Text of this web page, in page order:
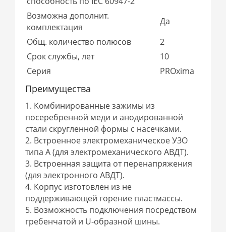
Возможна дополнит.
комплектация
Да
Общ. количество полюсов
2
Срок службы, лет
10
Серия
PROxima
Преимущества
1. Комбинированные зажимы из
посеребренной меди и анодированной
стали скругленной формы с насечками.
2. Встроенное электромеханическое УЗО
типа А (для электромеханического АВДТ).
3. Встроенная защита от перенапряжения
(для электронного АВДТ).
4. Корпус изготовлен из не
поддерживающей горение пластмассы.
5. Возможность подключения посредством
гребенчатой и U-образной шины.